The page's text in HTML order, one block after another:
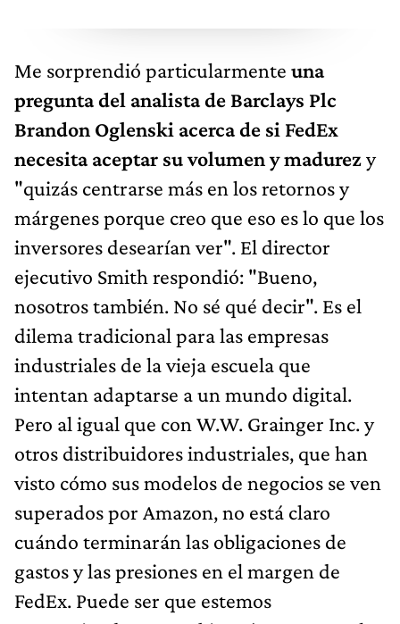
Me sorprendió particularmente una
pregunta del analista de Barclays Plc
Brandon Oglenski acerca de si FedEx
necesita aceptar su volumen y madurezy
"quizás centrarse más en los retornos y
márgenes porque creo que eso es lo que los
inversores desearían ver". El director
ejecutivo Smith respondió: "Bueno,
nosotros también. No sé qué decir". Es el
dilema tradicional para las empresas
industriales de la vieja escuela que
intentan adaptarse a un mundo digital.
Pero al igual que con W.W. Grainger Inc. y
otros distribuidores industriales, que han
visto cómo sus modelos de negocios se ven
superados por Amazon, no está claro
cuándo terminarán las obligaciones de
gastos y las presiones en el margen de
FedEx. Puede ser que estemos